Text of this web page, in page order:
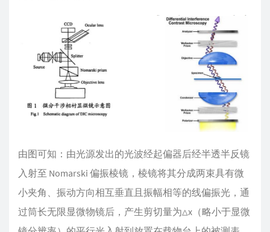
由图可知：由光源发出的光波经起偏器后经半透半反镜
入射至 Nomarski 偏振棱镜，棱镜将其分成两束具有微
小夹角、振动方向相互垂直且振幅相等的线偏振光，通
过筒长无限显微物镜后，产生剪切量为△x（略小于显微